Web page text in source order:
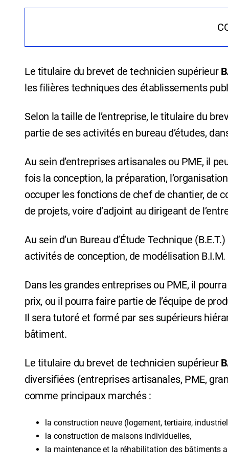
Le titulaire du brevet de technicien supérieur
les filières techniques des établissements
Selon la taille de l’entreprise, le titulaire du
partie de ses activités en bureau d’études,
Au sein d’entreprises artisanales ou PME, il
fois la conception, la préparation,
occuper les fonctions de chef de chantier, de
de projets, voire d’adjoint au dirigeant de
Au sein d’un Bureau d’Étude Technique
activités de conception, de modélisation
Dans les grandes entreprises ou PME, il
prix, ou il pourra faire partie de l’équipe de
Il sera tutoré et formé par ses supérieurs
bâtiment.
Le titulaire du brevet de technicien supérieur
diversifiées (entreprises artisanales, PME,
comme principaux marchés :
la construction neuve (logement, tertiaire,
la construction de maisons individuelles,
la maintenance et la réhabilitation des bâtiments